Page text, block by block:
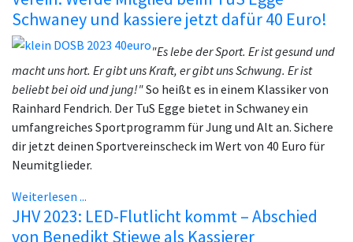
Schwaney und kassiere jetzt dafür 40 Euro!
"Es lebe der Sport. Er ist gesund und
macht uns hort. Er gibt uns Kraft, er gibt uns Schwung. Er ist
beliebt bei oid und jung!"So heißt es in einem Klassiker von
Rainhard Fendrich. Der TuS Egge bietet in Schwaney ein
umfangreiches Sportprogramm für Jung und Alt an. Sichere
dir jetzt deinen Sportvereinscheck im Wert von 40 Euro für
Neumitglieder.
Weiterlesen ...
JHV 2023: LED-Flutlicht kommt – Abschied
von Benedikt Stiewe als Kassierer